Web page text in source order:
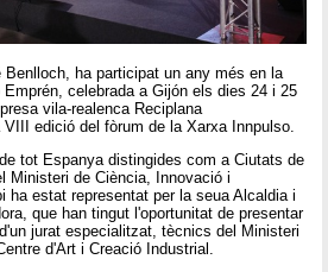
Benlloch, ha participat un any més en la
celebrada a Gijón els dies 24 i 25
vila-realenca Reciplana
edició del fòrum de la Xarxa Innpulso.
tot Espanya distingides com a Ciutats de
Ministeri de Ciència, Innovació i
ha estat representat per la seua Alcaldia i
que han tingut l'oportunitat de presentar
jurat especialitzat, tècnics del Ministeri
d'Art i Creació Industrial.